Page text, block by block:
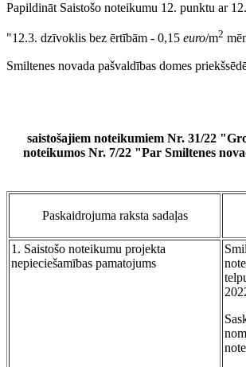
Papildināt Saistošo noteikumu 12. punktu ar
"12.3. dzīvoklis bez ērtībām - 0,15 euro/m2
Smiltenes novada pašvaldības domes
saistošajiem noteikumiem Nr. 31/22
noteikumos Nr. 7/22 "Par Smiltenes
Paskaidrojuma raksta sadaļas
1. Saistošo noteikumu projekta
nepieciešamības pamatojums